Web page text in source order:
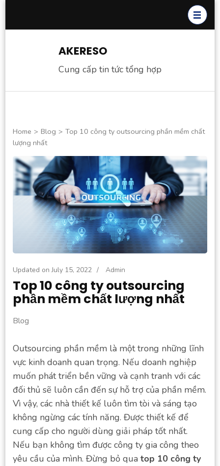
AKERESO
Cung cấp tin tức tổng hợp
Home > Blog > Top 10 công ty outsourcing phần mềm chất
lượng nhất
Updated onJuly 15, 2022 / Admin
Top 10 công ty outsourcing
phần mềm chất lượng nhất
Blog
Outsourcing phần mềm là một trong những lĩnh
vực kinh doanh quan trọng. Nếu doanh nghiệp
muốn phát triển bền vững và cạnh tranh với các
đối thủ sẽ luôn cần đến sự hỗ trợ của phần mềm.
Vì vậy, các nhà thiết kế luôn tìm tòi và sáng tạo
không ngừng các tính năng. Được thiết kế để
cung cấp cho người dùng giải pháp tốt nhất.
Nếu bạn không tìm được công ty gia công theo
yêu cầu của mình. Đừng bỏ qua top 10 công ty